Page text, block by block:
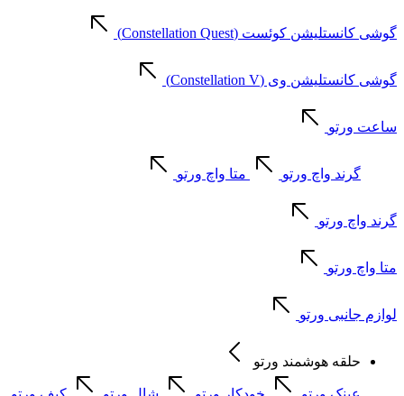
گوشی کانستلیشن کوئست (Constellation Quest)
گوشی کانستلیشن وی (Constellation V)
ساعت ورتو
گرند واچ ورتو متا واچ ورتو
گرند واچ ورتو
متا واچ ورتو
لوازم جانبی ورتو
حلقه هوشمند ورتو